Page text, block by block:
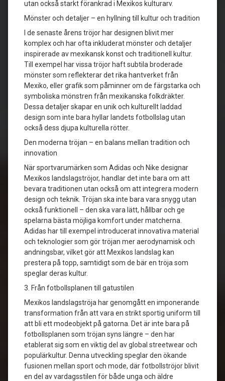
utan också starkt förankrad i Mexikos kulturarv.
Mönster och detaljer – en hyllning till kultur och tradition
I de senaste årens tröjor har designen blivit mer
komplex och har ofta inkluderat mönster och detaljer
inspirerade av mexikansk konst och traditionell kultur.
Till exempel har vissa tröjor haft subtila broderade
mönster som reflekterar det rika hantverket från
Mexiko, eller grafik som påminner om de färgstarka och
symboliska mönstren från mexikanska folkdräkter.
Dessa detaljer skapar en unik och kulturellt laddad
design som inte bara hyllar landets fotbollslag utan
också dess djupa kulturella rötter.
Den moderna tröjan – en balans mellan tradition och
innovation
När sportvarumärken som Adidas och Nike designar
Mexikos landslagströjor, handlar det inte bara om att
bevara traditionen utan också om att integrera modern
design och teknik. Tröjan ska inte bara vara snygg utan
också funktionell – den ska vara lätt, hållbar och ge
spelarna bästa möjliga komfort under matcherna.
Adidas har till exempel introducerat innovativa material
och teknologier som gör tröjan mer aerodynamisk och
andningsbar, vilket gör att Mexikos landslag kan
prestera på topp, samtidigt som de bär en tröja som
speglar deras kultur.
3. Från fotbollsplanen till gatustilen
Mexikos landslagströja har genomgått en imponerande
transformation från att vara en strikt sportig uniform till
att bli ett modeobjekt på gatorna. Det är inte bara på
fotbollsplanen som tröjan syns längre – den har
etablerat sig som en viktig del av global streetwear och
populärkultur. Denna utveckling speglar den ökande
fusionen mellan sport och mode, där fotbollströjor blivit
en del av vardagsstilen för både unga och äldre